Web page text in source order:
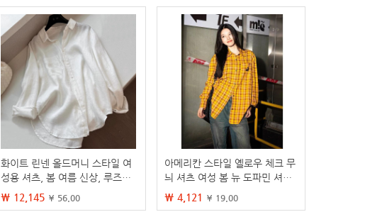
화이트 린넨 올드머니 스타일 여
성용 셔츠, 봄 여름 신상, 루즈핏,
슬림핏, 고급 면마 셔츠, 긴팔 상
의
₩ 12,145 ¥ 56.00
아메리칸 스타일 옐로우 체크 무
늬 셔츠 여성 봄 뉴 도파민 셔츠
코트 루즈 캐주얼 레트로 커플
탑
₩ 4,121 ¥ 19.00